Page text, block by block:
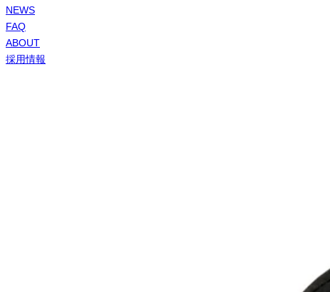
NEWS
FAQ
ABOUT
採用情報